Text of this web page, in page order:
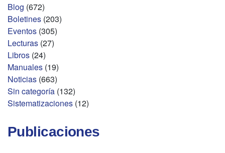
Blog (672)
Boletines (203)
Eventos (305)
Lecturas (27)
Libros (24)
Manuales (19)
Noticias (663)
Sin categoría (132)
Sistematizaciones (12)
Publicaciones